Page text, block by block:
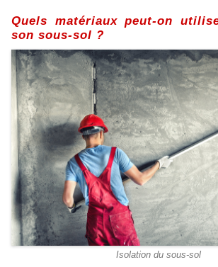
Quels matériaux peut-on
son sous-sol ?
Isolation du sous-sol